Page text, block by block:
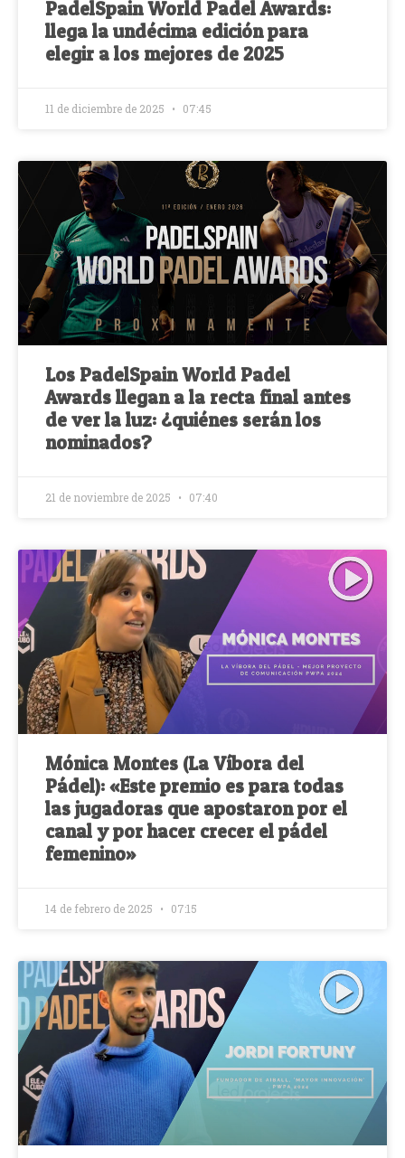
PadelSpain World Padel Awards:
llega la undécima edición para
elegir a los mejores de 2025
11 de diciembre de 2025 07:45
Los PadelSpain World Padel
Awards llegan a la recta final antes
de ver la luz: ¿quiénes serán los
nominados?
21 de noviembre de 2025 07:40
Mónica Montes (La Víbora del
Pádel): «Este premio es para todas
las jugadoras que apostaron por el
canal y por hacer crecer el pádel
femenino»
14 de febrero de 2025 07:15